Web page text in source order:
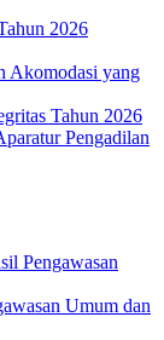
2026
Akomodasi yang
Tahun 2026
Pengadilan
Pengawasan
Umum dan